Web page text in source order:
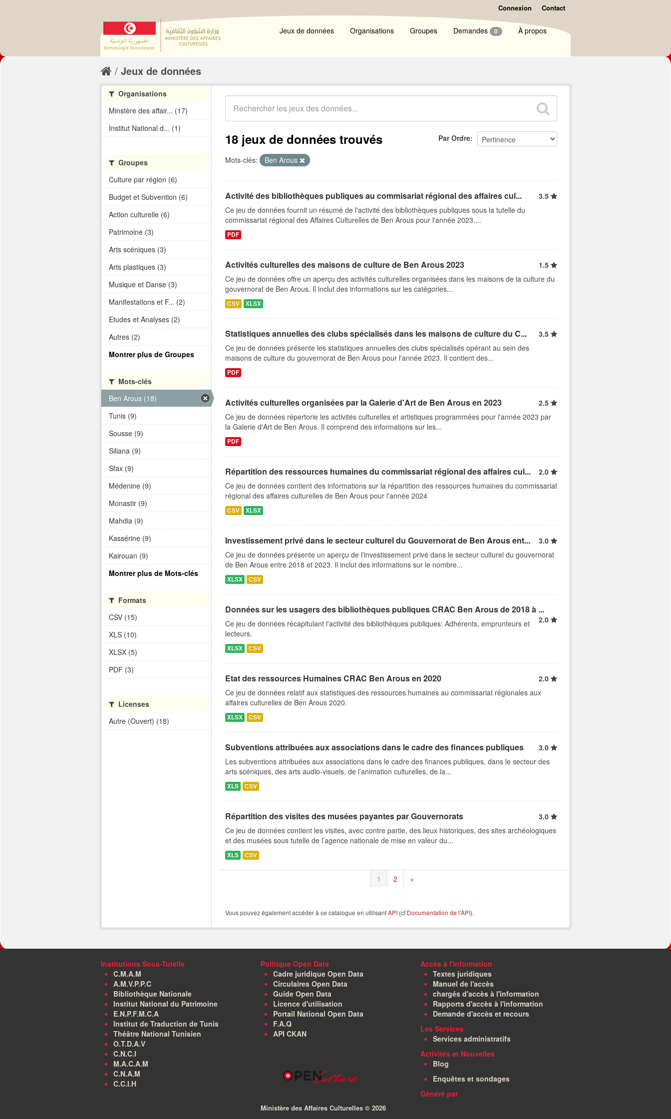
Connexion Contact
Jeux de données Organisations Groupes Demandes 0 À propos
Jeux de données
Par Ordre
18 jeux de données trouvés
Mots-clés: Ben Arous
Activité des bibliothèques publiques au commisariat régional des affaires cul...
3.5
Ce jeu de données fournit un résumé de l'activité des bibliothèques publiques sous la tutelle du
commissariat régional des Affaires Culturelles de Ben Arous pour l'année 2023....
PDF
Activités culturelles des maisons de culture de Ben Arous 2023
1.5
Ce jeu de données offre un aperçu des activités culturelles organisées dans les maisons de la culture du
gouvernorat de Ben Arous. Il inclut des informations sur les catégories...
CSV XLSX
Statistiques annuelles des clubs spécialisés dans les maisons de culture du C...
3.5
Ce jeu de données présente les statistiques annuelles des clubs spécialisés opérant au sein des
maisons de culture du gouvernorat de Ben Arous pour l'année 2023. Il contient des...
PDF
Activités culturelles organisées par la Galerie d'Art de Ben Arous en 2023
2.5
Ce jeu de données répertorie les activités culturelles et artistiques programmées pour l'année 2023 par
la Galerie d'Art de Ben Arous. Il comprend des informations sur les...
PDF
Répartition des ressources humaines du commissariat régional des affaires cul...
2.0
Ce jeu de données contient des informations sur la répartition des ressources humaines du commissariat
régional des affaires culturelles de Ben Arous pour l'année 2024
CSV XLSX
Investissement privé dans le secteur culturel du Gouvernorat de Ben Arous ent...
3.0
Ce jeu de données présente un aperçu de l'investissement privé dans le secteur culturel du gouvernorat
de Ben Arous entre 2018 et 2023. Il inclut des informations sur le nombre...
XLSX CSV
Données sur les usagers des bibliothèques publiques CRAC Ben Arous de 2018 à ...
2.0
Ce jeu de données récapitulant l'activité des bibliothèques publiques: Adhérents, emprunteurs et
lecteurs.
XLSX CSV
Etat des ressources Humaines CRAC Ben Arous en 2020
2.0
Ce jeu de données relatif aux statistiques des ressources humaines au commissariat régionales aux
affaires culturelles de Ben Arous 2020.
XLSX CSV
Subventions attribuées aux associations dans le cadre des finances publiques
3.0
Les subventions attribuées aux associations dans le cadre des finances publiques, dans le secteur des
arts scéniques, des arts audio-visuels, de l’animation culturelles, de la...
XLS CSV
Répartition des visites des musées payantes par Gouvernorats
3.0
Ce jeu de données contient les visites, avec contre partie, des lieux historiques, des sites archéologiques
et des musées sous tutelle de l’agence nationale de mise en valeur du...
XLS CSV
1 2 »
Vous pouvez également accéder à ce catalogue en utilisantAPI (cf Documentation de l'API).
Organisations
Minstère des affair... (17)
Institut National d... (1)
Groupes
Culture par région (6)
Budget et Subvention (6)
Action culturelle (6)
Patrimoine (3)
Arts scéniques (3)
Arts plastiques (3)
Musique et Danse (3)
Manifestations et F... (2)
Etudes et Analyses (2)
Autres (2)
Montrer plus de Groupes
Mots-clés
Ben Arous (18)
Tunis (9)
Sousse (9)
Siliana (9)
Sfax (9)
Médenine (9)
Monastir (9)
Mahdia (9)
Kassérine (9)
Kairouan (9)
Montrer plus de Mots-clés
Formats
CSV (15)
XLS (10)
XLSX (5)
PDF (3)
Licenses
Autre (Ouvert) (18)
Institutions Sous-Tutelle
C.M.A.M
A.M.V.P.P.C
Bibliothèque Nationale
Institut National du Patrimoine
E.N.P.F.M.C.A
Institut de Traduction de Tunis
Théâtre National Tunisien
O.T.D.A.V
C.N.C.I
M.A.C.A.M
C.N.A.M
C.C.I.H
Politique Open Data
Cadre juridique Open Data
Circulaires Open Data
Guide Open Data
Licence d'utilisation
Portail National Open Data
F.A.Q
API CKAN
Ministère des Affaires Culturelles © 2026
Accès à l'information
Textes juridiques
Manuel de l'accès
chargés d'accès à l'information
Rapports d'accès à l'information
Demande d'accès et recours
Les Services
Services administratifs
Activités et Nouvelles
Blog
Enquêtes et sondages
Généré par